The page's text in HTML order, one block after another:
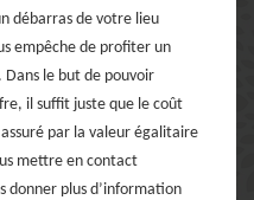
débarras de votre lieu
empêche de profiter un
le but de pouvoir
il suffit juste que le coût
par la valeur égalitaire
mettre en contact
donner plus d’information